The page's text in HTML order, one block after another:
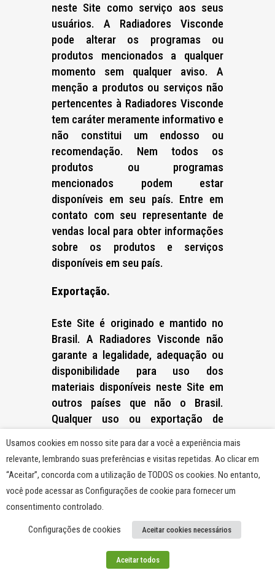
neste Site como serviço aos seus
usuários. A Radiadores Visconde
pode alterar os programas ou
produtos mencionados a qualquer
momento sem qualquer aviso. A
menção a produtos ou serviços não
pertencentes à Radiadores Visconde
tem caráter meramente informativo e
não constitui um endosso ou
recomendação. Nem todos os
produtos ou programas
mencionados podem estar
disponíveis em seu país. Entre em
contato com seu representante de
vendas local para obter informações
sobre os produtos e serviços
disponíveis em seu país.
Exportação.
Este Site é originado e mantido no
Brasil. A Radiadores Visconde não
garante a legalidade, adequação ou
disponibilidade para uso dos
materiais disponíveis neste Site em
outros países que não o Brasil.
Qualquer uso ou exportação de
legislação e às regulamentações
brasileiras aplicáveis vigentes no
momento do uso ou exportação,
incluindo, mas não se limitando à
legislação e às regulamentações de
exportação brasileiras. O uso deste
em conformidade com tal legislação
Usamos cookies em nosso site para dar a você a experiência mais
relevante, lembrando suas preferências e visitas repetidas. Ao clicar em
“Aceitar”, concorda com a utilização de TODOS os cookies. No entanto,
você pode acessar as Configurações de cookie para fornecer um
consentimento controlado.
Configurações de cookies Aceitar cookies necessários
Aceitar todos